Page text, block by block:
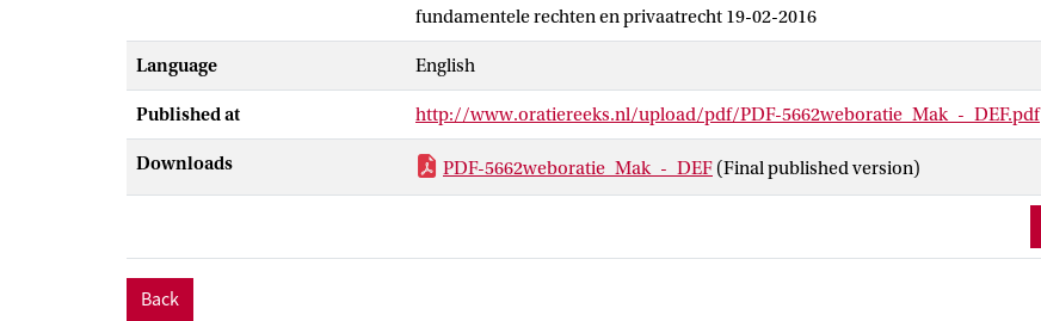
fundamentele rechten en privaatrecht 19-02-2016
Language English
Published at http://www.oratiereeks.nl/upload/pdf/PDF-5662weboratie_Mak_-_DEF.pdf
Downloads PDF-5662weboratie_Mak_-_DEF (Final published version)
Back